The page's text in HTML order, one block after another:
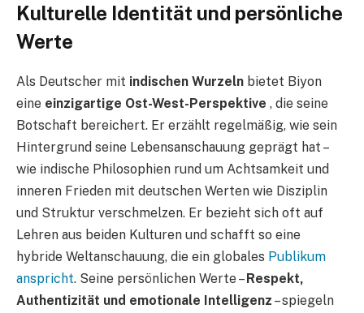
Kulturelle Identität und persönliche
Werte
Als Deutscher mit indischen Wurzeln bietet Biyon
eine einzigartige Ost-West-Perspektive , die seine
Botschaft bereichert. Er erzählt regelmäßig, wie sein
Hintergrund seine Lebensanschauung geprägt hat –
wie indische Philosophien rund um Achtsamkeit und
inneren Frieden mit deutschen Werten wie Disziplin
und Struktur verschmelzen. Er bezieht sich oft auf
Lehren aus beiden Kulturen und schafft so eine
hybride Weltanschauung, die ein globales Publikum
anspricht. Seine persönlichen Werte –Respekt,
Authentizität und emotionale Intelligenz – spiegeln